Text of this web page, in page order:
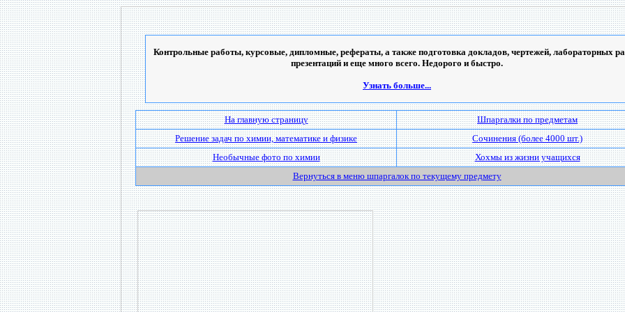
Контрольные работы, курсовые, дипломные, рефераты, а также подготовка докладов, чертежей, лабораторных
презентаций и еще много всего. Недорого и быстро.
Узнать больше...
На главную страницу
Шпаргалки по предметам
Решение задач по химии, математике и физике
Сочинения (более 4000 шт.)
Необычные фото по химии
Хохмы из жизни учащихся
Вернуться в меню шпаргалок по текущему предмету